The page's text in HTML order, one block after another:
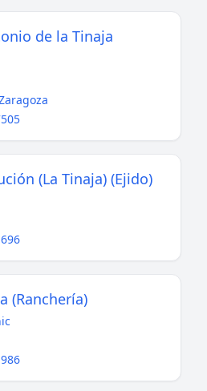
de la Tinaja
(La Tinaja) (Ejido)
(Ranchería)